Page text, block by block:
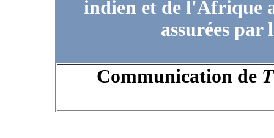
indien et de l'Afrique
assurées
Communication de